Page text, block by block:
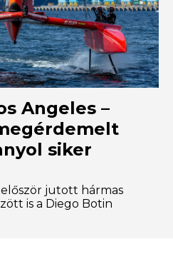
Angeles –
siker
jutott hármas
is a Diego Botin